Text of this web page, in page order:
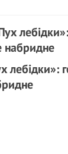
лебідки»: